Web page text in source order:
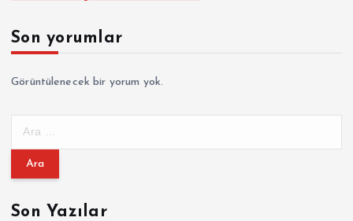
Son yorumlar
Görüntülenecek bir yorum yok.
m
:Son Yazılar